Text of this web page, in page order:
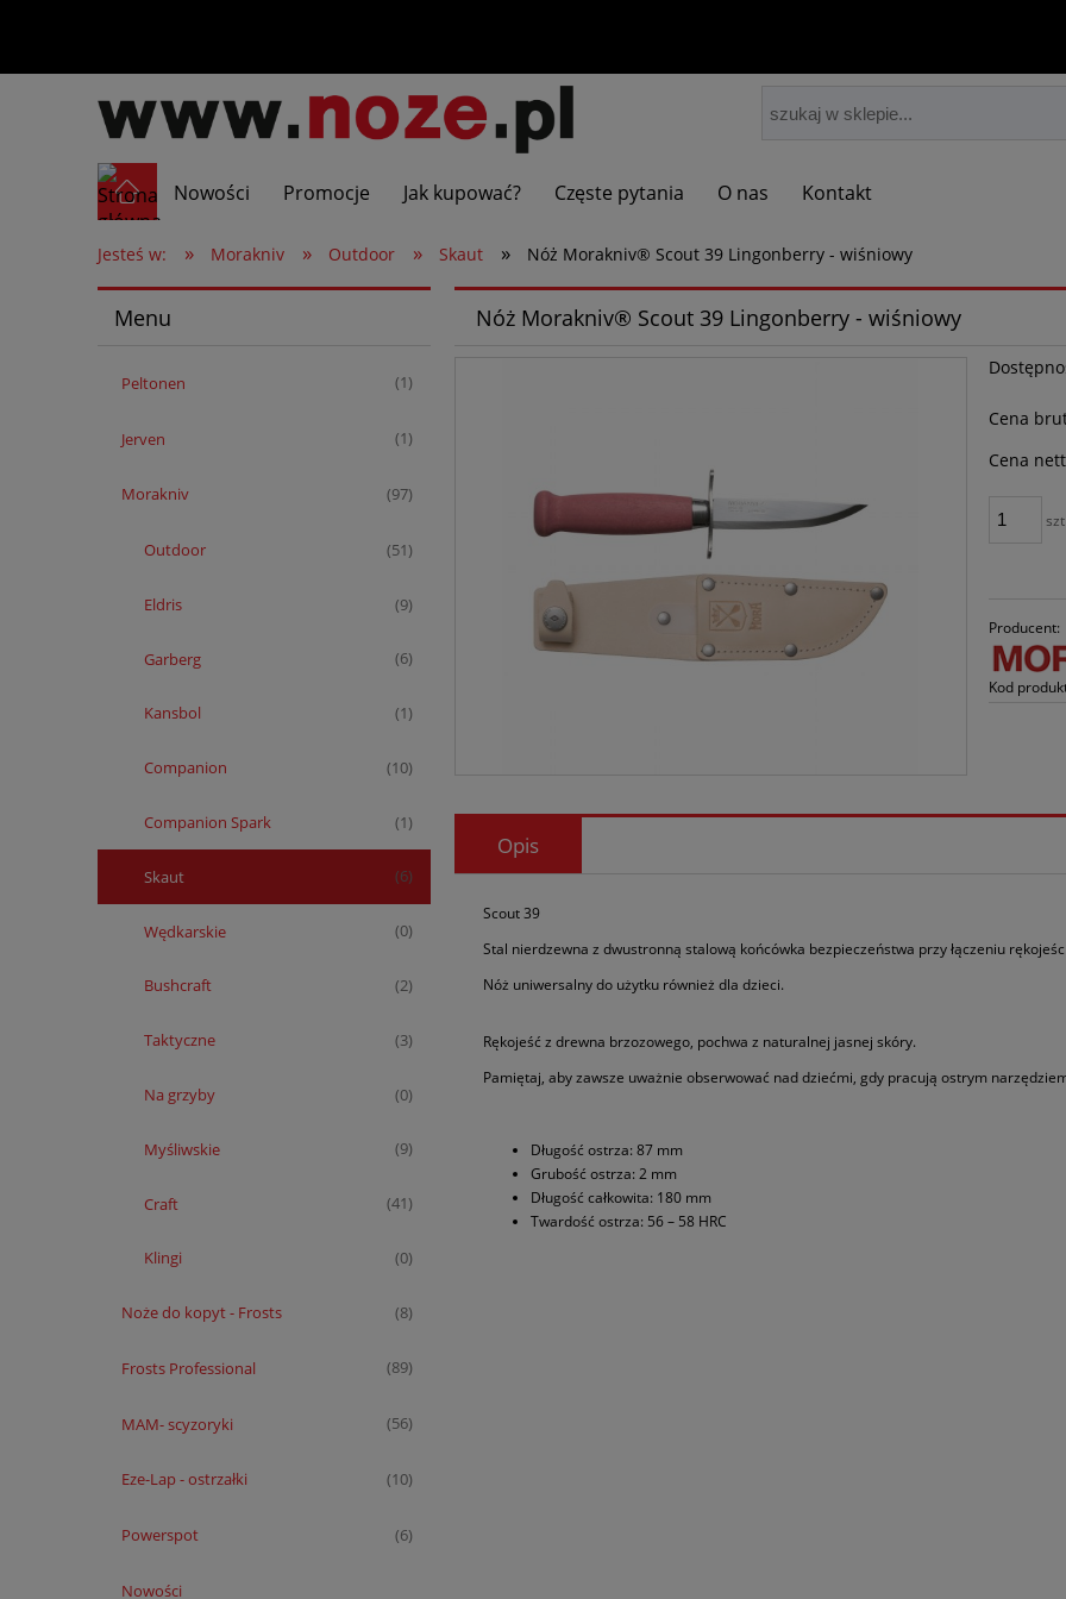
Nowości Promocje Jak kupować? Częste pytania O nas Kontakt
Jesteś w: » Morakniv » Outdoor » Skaut » Nóż Morakniv® Scout 39 Lingonberry - wiśniowy
Menu
Peltonen (1)
Jerven (1)
Morakniv (97)
Outdoor (51)
Eldris (9)
Garberg (6)
Kansbol (1)
Companion (10)
Companion Spark (1)
Skaut (6)
Wędkarskie (0)
Bushcraft (2)
Taktyczne (3)
Na grzyby (0)
Myśliwskie (9)
Craft (41)
Klingi (0)
Noże do kopyt - Frosts (8)
Frosts Professional (89)
MAM- scyzoryki (56)
Eze-Lap - ostrzałki (10)
Powerspot (6)
Nowości
Nóż Morakniv® Scout 39 Lingonberry - wiśniowy
Cena
Cena
Producent:
Kod
Opis
Scout 39
Stal nierdzewna z dwustronną stalową końcówka bezpieczeństwa przy łączeniu
Nóż uniwersalny do użytku również dla dzieci.
Rękojeść z drewna brzozowego, pochwa z naturalnej jasnej skóry.
Pamiętaj, aby zawsze uważnie obserwować nad dziećmi, gdy pracują ostrym
Długość ostrza: 87 mm
Grubość ostrza: 2 mm
Długość całkowita: 180 mm
Twardość ostrza: 56 – 58 HRC